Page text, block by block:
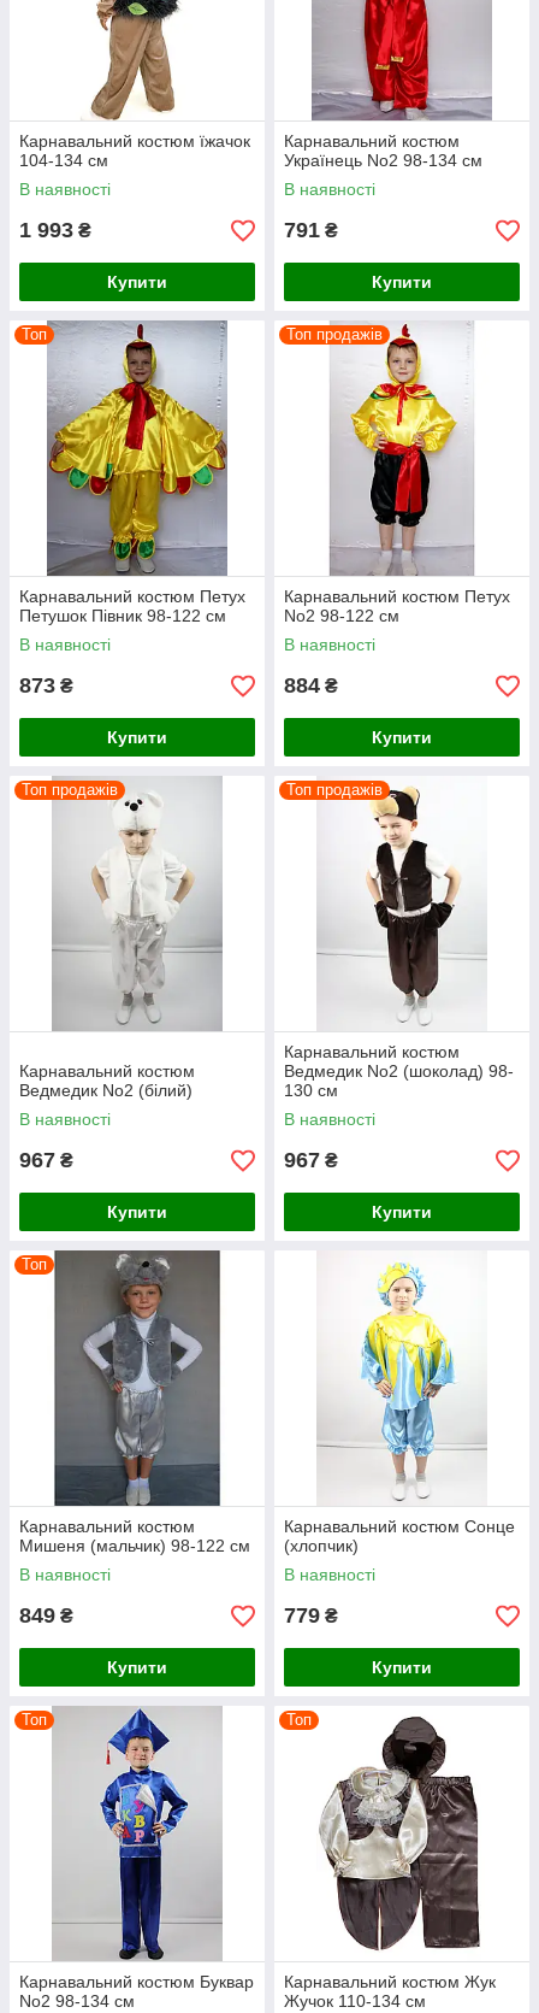
Карнавальний костюм їжачок
104-134 см
В наявності
1 993 ₴
Купити
Карнавальний костюм
Українець No2 98-134 см
В наявності
791 ₴
Купити
Топ
Карнавальний костюм Петух
Петушок Півник 98-122 см
В наявності
873 ₴
Купити
Топ продажів
Карнавальний костюм Петух
No2 98-122 см
В наявності
884 ₴
Купити
Топ продажів
Карнавальний костюм
Ведмедик No2 (білий)
В наявності
967 ₴
Купити
Топ продажів
Карнавальний костюм
Ведмедик No2 (шоколад) 98-
130 см
В наявності
967 ₴
Купити
Топ
Карнавальний костюм
Мишеня (мальчик) 98-122 см
В наявності
849 ₴
Купити
Карнавальний костюм Сонце
(хлопчик)
В наявності
779 ₴
Купити
Топ
Карнавальний костюм Буквар
No2 98-134 см
Топ
Карнавальний костюм Жук
Жучок 110-134 см